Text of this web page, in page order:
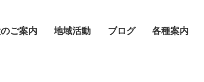
ご案内 地域活動 ブログ 各種案内